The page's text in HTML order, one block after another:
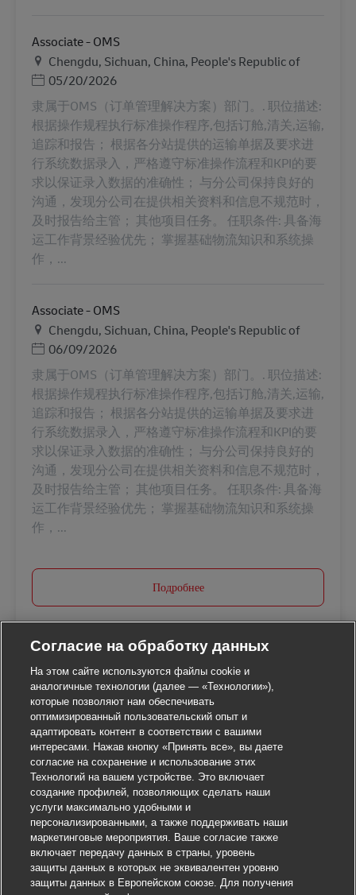
Associate - OMS
Местоположение
Chengdu, Sichuan, China, People's Republic of
Дата публикации
05/20/2026
隶属于OMS（订单管理解决方案）部门。. 职位描述:
根据操作规程执行标准操作程序,包括订舱,清关,运输,
追踪和报告； 根据各分站提供的运输单据及要求进
行系统数据录入，严格遵守标准操作流程和KPI的要
求以保证录入数据的准确性； 与分公司保持良好的
沟通，发现分公司在提供相关资料和信息不规范时，
及时报告给主管； 其他项目任务。 任职条件: 具备海
运工作背景经验优先； 掌握基础物流知识和系统操
作，...
Associate - OMS
Местоположение
Chengdu, Sichuan, China, People's Republic of
Дата публикации
06/09/2026
隶属于OMS（订单管理解决方案）部门。. 职位描述:
根据操作规程执行标准操作程序,包括订舱,清关,运输,
追踪和报告； 根据各分站提供的运输单据及要求进
行系统数据录入，严格遵守标准操作流程和KPI的要
求以保证录入数据的准确性； 与分公司保持良好的
沟通，发现分公司在提供相关资料和信息不规范时，
及时报告给主管； 其他项目任务。 任职条件: 具备海
运工作背景经验优先； 掌握基础物流知识和系统操
作，...
Подробнее
Согласие на обработку данных
На этом сайте используются файлы cookie и
аналогичные технологии (далее — «Технологии»),
которые позволяют нам обеспечивать
оптимизированный пользовательский опыт и
адаптировать контент в соответствии с вашими
интересами. Нажав кнопку «Принять все», вы даете
согласие на сохранение и использование этих
Технологий на вашем устройстве. Это включает
создание профилей, позволяющих сделать наши
услуги максимально удобными и
персонализированными, а также поддерживать наши
маркетинговые мероприятия. Ваше согласие также
включает передачу данных в страны, уровень
защиты данных в которых не эквивалентен уровню
защиты данных в Европейском союзе. Для получения